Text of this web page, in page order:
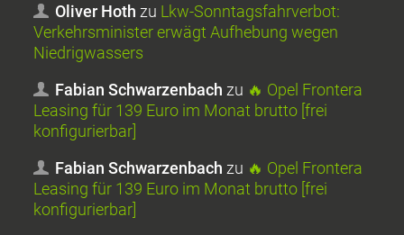
Oliver Hoth zu Lkw-Sonntagsfahrverbot:
Verkehrsminister erwägt Aufhebung wegen
Niedrigwassers
Fabian Schwarzenbach zu 🔥 Opel Frontera
Leasing für 139 Euro im Monat brutto [frei
konfigurierbar]
Fabian Schwarzenbach zu 🔥 Opel Frontera
Leasing für 139 Euro im Monat brutto [frei
konfigurierbar]